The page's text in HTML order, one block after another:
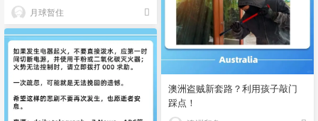
月球暂住
澳洲盗贼新套路？利用孩子敲门
踩点！